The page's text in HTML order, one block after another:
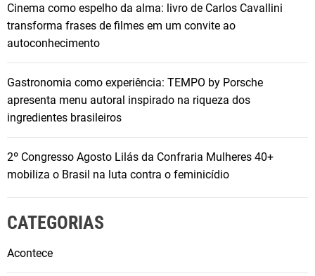
Cinema como espelho da alma: livro de Carlos Cavallini
transforma frases de filmes em um convite ao
autoconhecimento
Gastronomia como experiência: TEMPO by Porsche
apresenta menu autoral inspirado na riqueza dos
ingredientes brasileiros
2º Congresso Agosto Lilás da Confraria Mulheres 40+
mobiliza o Brasil na luta contra o feminicídio
CATEGORIAS
Acontece